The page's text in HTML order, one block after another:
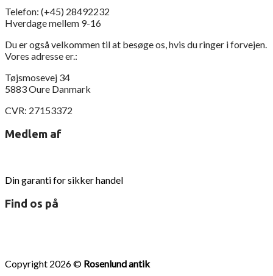
Telefon: (+45) 28492232
Hverdage mellem 9-16
Du er også velkommen til at besøge os, hvis du ringer i forvejen.
Vores adresse er.:
Tøjsmosevej 34
5883 Oure Danmark
CVR: 27153372
Medlem af
Din garanti for sikker handel
Find os på
Copyright 2026 © Rosenlund antik